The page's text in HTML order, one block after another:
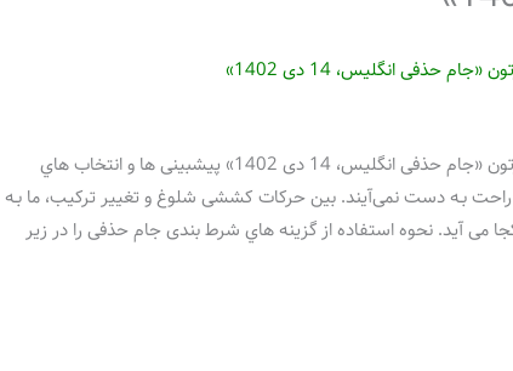
حذفی انگلیس، 14 دی 1402»
شرط بندی بازی کریستال پالاس و اورتون «جام حذفی انگلیس، 14 دی 1402» پیشبینی ها و انتخاب هاي‌
بـه دست نمی‌آیند. بین حرکات کششی شلوغ و تغییر ترکیب، ما بـه
می آید. نحوه استفاده از گزینه هاي‌ شرط بندی جام حذفی را در زیر